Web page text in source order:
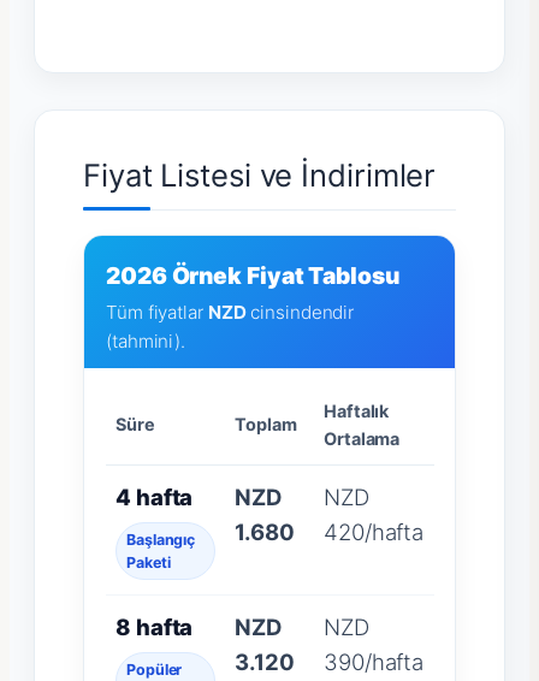
Fiyat Listesi ve İndirimler
2026 Örnek Fiyat Tablosu
Tüm fiyatlar NZDcinsindendir
(tahmini).
Süre Toplam
Haftalık
Ortalama
4 hafta
Başlangıç
Paketi
NZD
1.680
NZD
420/hafta
8 hafta
Popüler
NZD
3.120
NZD
390/hafta